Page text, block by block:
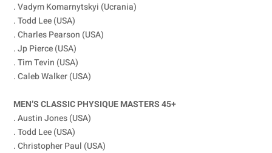
. Vadym Komarnytskyi (Ucrania)
. Todd Lee (USA)
. Charles Pearson (USA)
. Jp Pierce (USA)
. Tim Tevin (USA)
. Caleb Walker (USA)
MEN’S CLASSIC PHYSIQUE MASTERS 45+
. Austin Jones (USA)
. Todd Lee (USA)
. Christopher Paul (USA)